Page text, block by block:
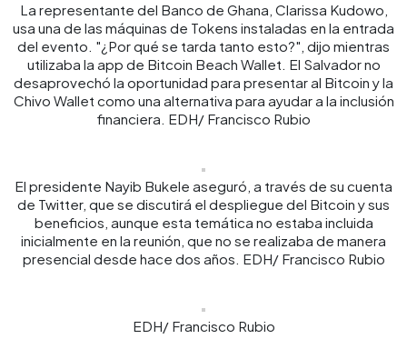
La representante del Banco de Ghana, Clarissa Kudowo,
usa una de las máquinas de Tokens instaladas en la entrada
del evento. "¿Por qué se tarda tanto esto?", dijo mientras
utilizaba la app de Bitcoin Beach Wallet. El Salvador no
desaprovechó la oportunidad para presentar al Bitcoin y la
Chivo Wallet como una alternativa para ayudar a la inclusión
financiera. EDH/ Francisco Rubio
El presidente Nayib Bukele aseguró, a través de su cuenta
de Twitter, que se discutirá el despliegue del Bitcoin y sus
beneficios, aunque esta temática no estaba incluida
inicialmente en la reunión, que no se realizaba de manera
presencial desde hace dos años. EDH/ Francisco Rubio
EDH/ Francisco Rubio